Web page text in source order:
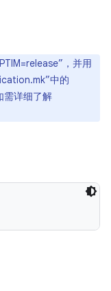
，并用
中的
需详细了解